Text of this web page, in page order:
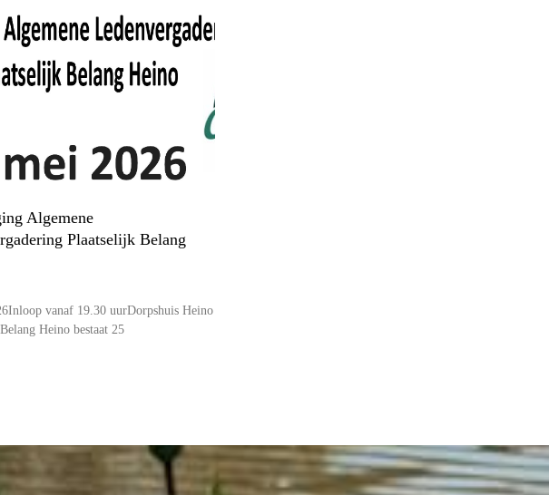
Algemene
Plaatselijk Belang
vanaf 19.30 uurDorpshuis Heino
Heino bestaat 25